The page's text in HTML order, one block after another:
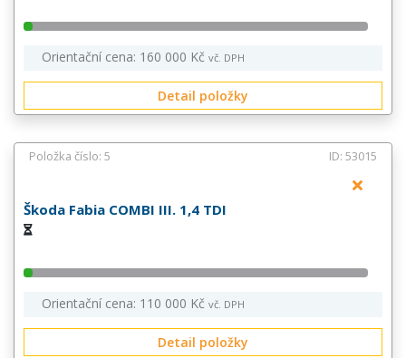
Orientační cena: 160 000 Kč vč. DPH
Detail položky
Položka číslo: 5 ID: 53015
Škoda Fabia COMBI III. 1,4 TDI
Orientační cena: 110 000 Kč vč. DPH
Detail položky